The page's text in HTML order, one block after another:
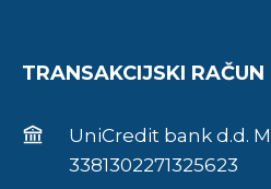
TRANSAKCIJSKI RAČUN
UniCredit bank d.d.
3381302271325623